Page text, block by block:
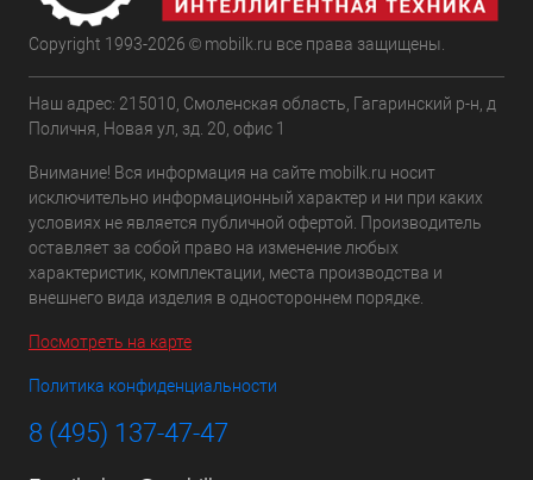
Copyright 1993-2026 © mobilk.ru все права защищены.
Наш адрес: 215010, Смоленская область, Гагаринский р-н, д
Поличня, Новая ул, зд. 20, офис 1
Внимание! Вся информация на сайте mobilk.ru носит
исключительно информационный характер и ни при каких
условиях не является публичной офертой. Производитель
оставляет за собой право на изменение любых
характеристик, комплектации, места производства и
внешнего вида изделия в одностороннем порядке.
Посмотреть на карте
Политика конфиденциальности
8 (495) 137-47-47